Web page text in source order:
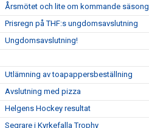
Årsmötet och lite om kommande säsong
Prisregn på THF:s ungdomsavslutning
Ungdomsavslutning!
Utlämning av toapappersbeställning
Avslutning med pizza
Helgens Hockey resultat
Segrare i Kyrkefalla Trophy